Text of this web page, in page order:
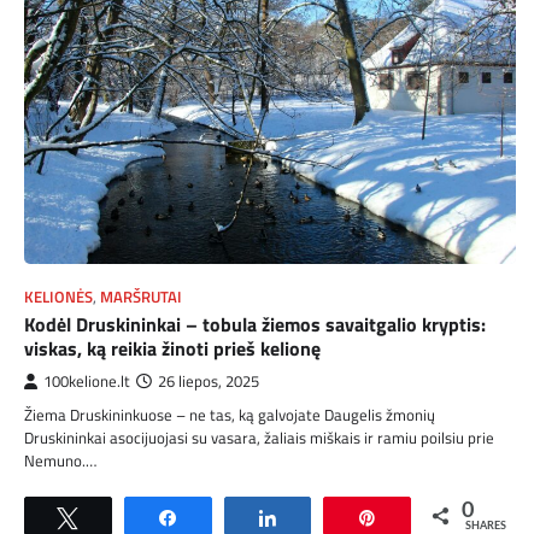
KELIONĖS, MARŠRUTAI
Kodėl Druskininkai – tobula žiemos savaitgalio kryptis:
viskas, ką reikia žinoti prieš kelionę
100kelione.lt 26 liepos, 2025
Žiema Druskininkuose – ne tas, ką galvojate Daugelis žmonių
Druskininkai asocijuojasi su vasara, žaliais miškais ir ramiu poilsiu prie
Nemuno.…
0
SHARES